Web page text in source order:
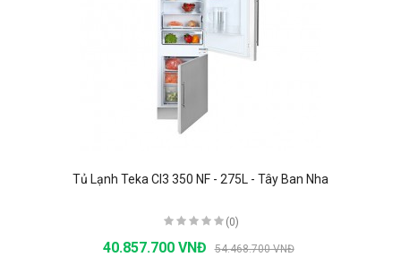
Tủ Lạnh Teka CI3 350 NF - 275L - Tây Ban Nha
(0)
40.857.700 VNĐ 54.468.700 VNĐ